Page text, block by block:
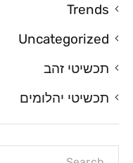
Trends
Uncategorized
תכשיטי זהב
תכשיטי יהלומים